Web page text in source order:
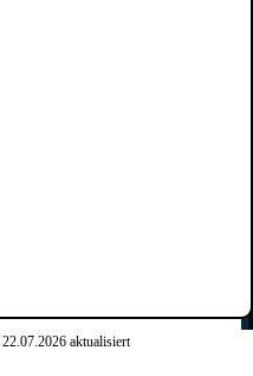
22.07.2026aktualisiert